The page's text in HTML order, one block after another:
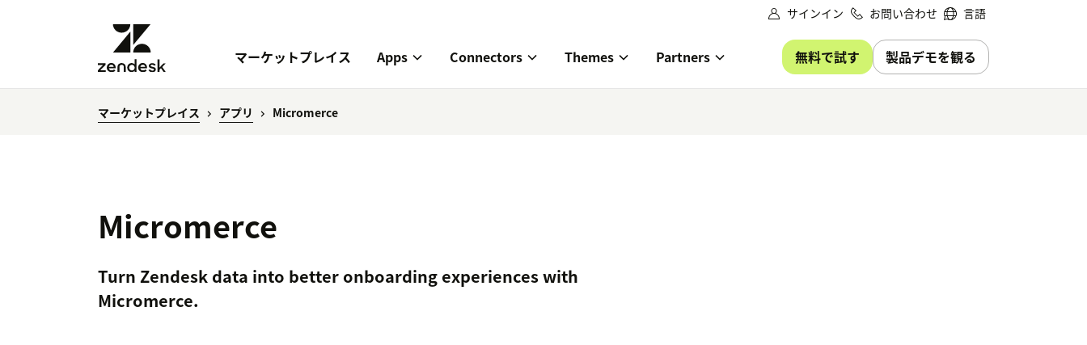
サインイン お問い合わせ 言語
マーケットプレイス Apps Connectors Themes Partners 無料で試す 製品デモを観る
マーケットプレイス アプリ Micromerce
Micromerce
Turn Zendesk data into better onboarding experiences with
Micromerce.